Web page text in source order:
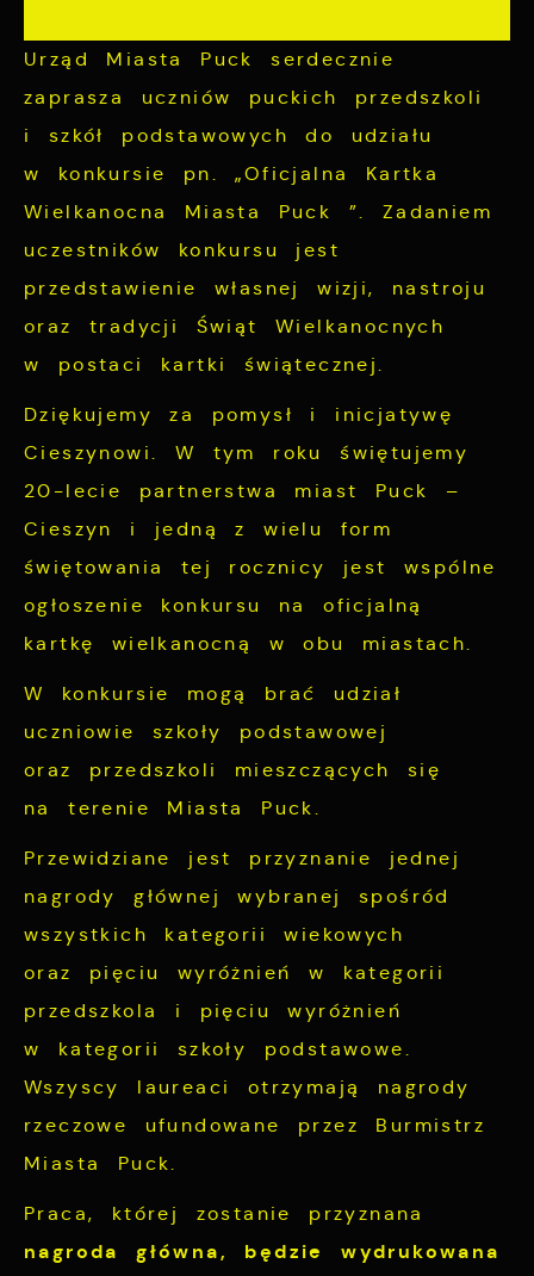
Urząd Miasta Puck serdecznie
zaprasza uczniów puckich przedszkoli
i szkół podstawowych do udziału
w konkursie pn. „Oficjalna Kartka
Wielkanocna Miasta Puck ”. Zadaniem
uczestników konkursu jest
przedstawienie własnej wizji, nastroju
oraz tradycji Świąt Wielkanocnych
w postaci kartki świątecznej.
Dziękujemy za pomysł i inicjatywę
Cieszynowi. W tym roku świętujemy
20-lecie partnerstwa miast Puck –
Cieszyn i jedną z wielu form
świętowania tej rocznicy jest wspólne
ogłoszenie konkursu na oficjalną
kartkę wielkanocną w obu miastach.
W konkursie mogą brać udział
uczniowie szkoły podstawowej
oraz przedszkoli mieszczących się
na terenie Miasta Puck.
Przewidziane jest przyznanie jednej
nagrody głównej wybranej spośród
wszystkich kategorii wiekowych
oraz pięciu wyróżnień w kategorii
przedszkola i pięciu wyróżnień
w kategorii szkoły podstawowe.
Wszyscy laureaci otrzymają nagrody
rzeczowe ufundowane przez Burmistrz
Miasta Puck.
Praca, której zostanie przyznana
nagroda główna, będzie wydrukowana
cookies gwarantuje dostępność większej
potrzeb.
Cookies analityczne pozwalają na uzyskanie
informacji w zakresie wykorzystywania
serwisy www. Dane pozwalają nam na
ocenę naszych serwisów internetowych pod
względem ich popularności wśród
użytkowników. Zgromadzone informacje są
przetwarzane w formie zanonimizowanej.
cookies gwarantuje dostępność wszystkich
funkcjonalności.
Więcej
prezentujemy Ci najciekawsze informacje i
aktualności na stronach naszych partnerów.
Promocyjne pliki cookies służą do
prezentowania Ci naszych komunikatów na
podstawie analizy Twoich upodobań oraz
witryny internetowej. Treści promocyjne
mogą pojawić się na stronach podmiotów
trzecich lub firm będących naszymi
partnerami oraz innych dostawców usług.
Firmy te działają w charakterze
pośredników prezentujących nasze treści w
mediów społecznościowych.